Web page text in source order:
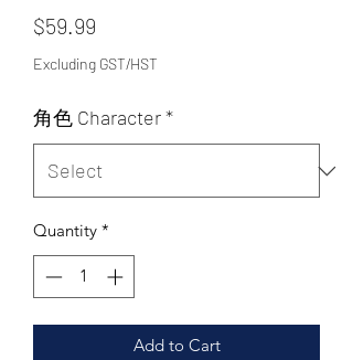
$59.99
Excluding GST/HST
角色 Character*
Quantity *
Add to Cart